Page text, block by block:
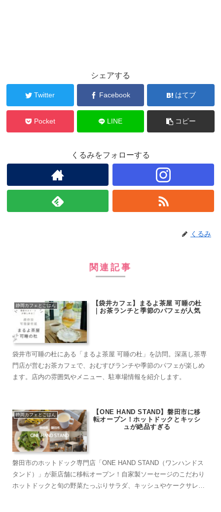
シェアする
Twitter Facebook はてブ
Pocket LINE コピー
くるみをフォローする
くるみ
関連記事
静岡カフェとごはん
【袋井カフェ】まるよ茶屋 可睡の杜
｜お茶ランチと季節のパフェが人気
袋井市可睡の杜にある「まるよ茶屋 可睡の杜」を訪問。深蒸し茶専
門店が営むお茶カフェで、おむすびランチや季節のパフェが楽しめ
ます。店内の雰囲気やメニュー、駐車場情報を紹介します。
静岡カフェとごはん
【ONE HAND STAND】磐田市に移
転オープン！ホットドックとキッシ
ュが絶品すぎる
磐田市のホットドック専門店「ONE HAND STAND（ワンハンドス
タンド）」が新店舗に移転オープン！自家製ソーセージのこだわり
ホットドックと旬の野菜たっぷりサラダ、キッシュやケークサレも